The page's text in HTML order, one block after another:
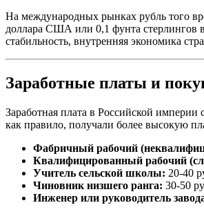
На международных рынках рубль того
доллара США или 0,1 фунта стерлингов
стабильность, внутренняя экономика
Заработные платы и
Заработная плата в Российской
как правило, получали более высокую
Фабричный рабочий
Квалифицированный рабочий
Учитель сельской школы: 20-40
Чиновник низшего ранга: 30-50
Инженер или руководитель